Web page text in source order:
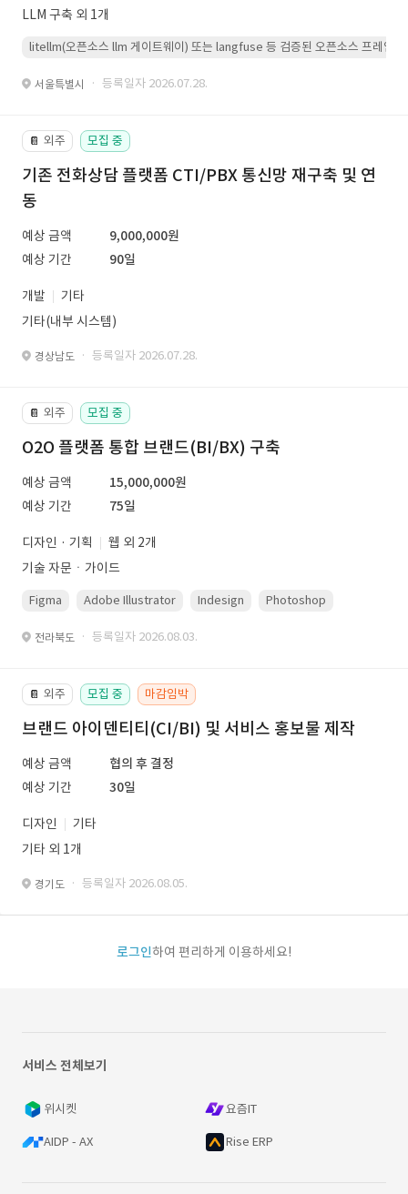
LLM 구축 외 1개
litellm(오픈소스 llm 게이트웨이) 또는 langfuse 등 검증된 오픈소스 프레임워
서울특별시 · 등록일자 2026.07.28.
📔 외주 모집 중
기존 전화상담 플랫폼 CTI/PBX 통신망 재구축 및 연
동
예상 금액
9,000,000원
예상 기간
90일
개발
기타
기타(내부 시스템)
경상남도 · 등록일자 2026.07.28.
📔 외주 모집 중
O2O 플랫폼 통합 브랜드(BI/BX) 구축
예상 금액
15,000,000원
예상 기간
75일
디자인 · 기획
웹 외 2개
기술 자문ㆍ가이드
Figma Adobe Illustrator Indesign Photoshop
전라북도 · 등록일자 2026.08.03.
📔 외주 모집 중 마감임박
브랜드 아이덴티티(CI/BI) 및 서비스 홍보물 제작
예상 금액
협의 후 결정
예상 기간
30일
디자인
기타
기타 외 1개
경기도 · 등록일자 2026.08.05.
로그인하여 편리하게 이용하세요!
서비스 전체보기
위시켓 요즘IT
AIDP - AX Rise ERP